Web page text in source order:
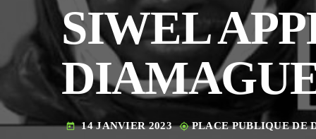
SIWEL
today 14 JANVIER 2023 my_location PLACE PUBLIQUE DE